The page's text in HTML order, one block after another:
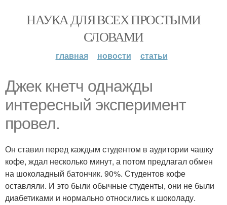
НАУКА ДЛЯ ВСЕХ ПРОСТЫМИ
СЛОВАМИ
главная новости статьи
Джек кнетч однажды
интересный эксперимент
провел.
Он ставил перед каждым студентом в аудитории чашку
кофе, ждал несколько минут, а потом предлагал обмен
на шоколадный батончик. 90%. Студентов кофе
оставляли. И это были обычные студенты, они не были
диабетиками и нормально относились к шоколаду.